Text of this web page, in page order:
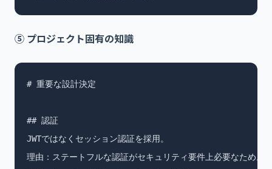
⑤ プロジェクト固有の知識
# 重要な設計決定
## 認証
JWTではなくセッション認証を採用。
理由：ステートフルな認証がセキュリティ要件上必要なため。